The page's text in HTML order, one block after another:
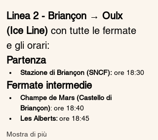
Linea 2 - Briançon → Oulx
(Ice Line) con tutte le fermate
e gli orari:
Partenza
Stazione di Briançon (SNCF): ore 18:30
Fermate intermedie
Champe de Mars (Castello di
Briançon): ore 18:40
Les Alberts: ore 18:45
Mostra di più